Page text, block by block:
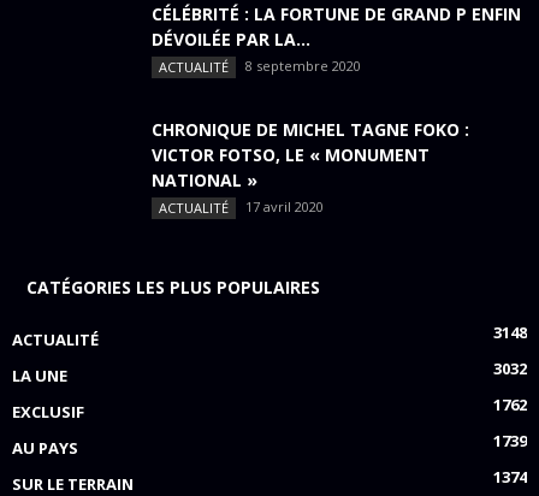
CÉLÉBRITÉ : LA FORTUNE DE GRAND P ENFIN
DÉVOILÉE PAR LA...
ACTUALITÉ 8 septembre 2020
CHRONIQUE DE MICHEL TAGNE FOKO :
VICTOR FOTSO, LE « MONUMENT
NATIONAL »
ACTUALITÉ 17 avril 2020
CATÉGORIES LES PLUS POPULAIRES
ACTUALITÉ
3148
LA UNE
3032
EXCLUSIF
1762
AU PAYS
1739
SUR LE TERRAIN
1374